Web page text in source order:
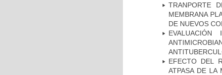
TRANPORTE
MEMBRANA
DE NUEVOS
EFECTO DEL
ATPASA DE LA